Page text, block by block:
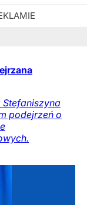
Stefaniszyna
podejrzeń o